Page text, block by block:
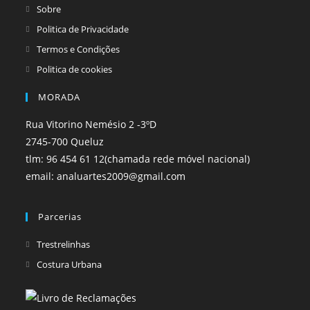
tab
Sobre
Politica de Privacidade
Termos e Condições
Politica de cookies
MORADA
Rua Vitorino Nemésio 2 -3ºD
2745-700 Queluz
tlm: 96 454 61 12(chamada rede móvel nacional)
email: analuartes2009@gmail.com
Parcerias
TrestrelinhasOpens
in
new
Costura UrbanaOpens
a